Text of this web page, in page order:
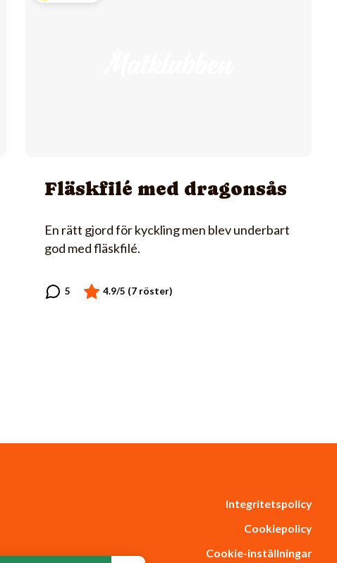
Fläskfilé med dragonsås
En rätt gjord för kyckling men blev underbart
god med fläskfilé.
Integritetspolicy
Cookiepolicy
Cookie-inställningar